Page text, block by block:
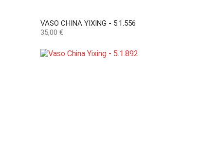
VASO CHINA YIXING - 5.1.556
Preço
35,00 €